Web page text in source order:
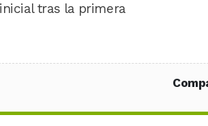
tras la primera